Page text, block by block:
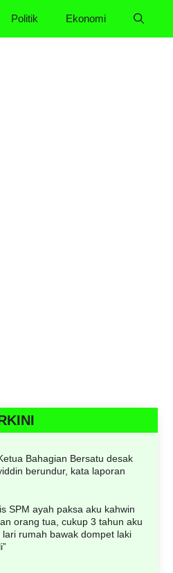
Politik Ekonomi
Bahagian Bersatu desak
berundur, kata laporan
SPM ayah paksa aku kahwin
orang tua, cukup 3 tahun aku
lari rumah bawak dompet laki